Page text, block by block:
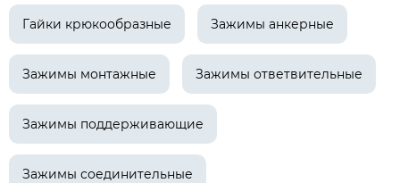
Гайки крюкообразные Зажимы анкерные
Зажимы монтажные Зажимы ответвительные
Зажимы поддерживающие
Зажимы соединительные